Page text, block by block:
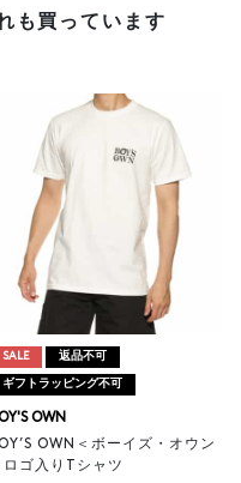
も買っています
SALE 返品不可
ギフトラッピング不可
OWN
OWN＜ボーイズ・オウン
ロゴ入りTシャツ